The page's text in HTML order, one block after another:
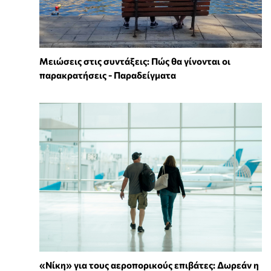
Μειώσεις στις συντάξεις: Πώς θα γίνονται οι
παρακρατήσεις - Παραδείγματα
«Νίκη» για τους αεροπορικούς επιβάτες: Δωρεάν η